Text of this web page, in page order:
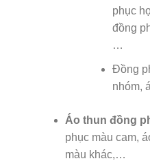
phục
đồng
…
Đồng
nhóm,
Áo thun đồng
phục màu cam,
màu khác,…